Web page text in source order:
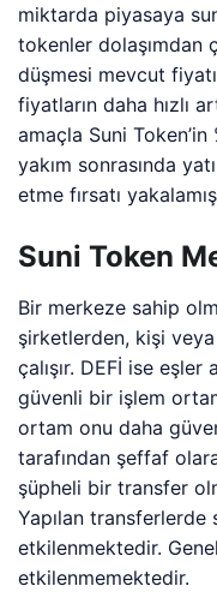
miktarda piyasaya
tokenler dolaşımdan
düşmesi mevcut
fiyatların daha hızlı
amaçla Suni Token’in
yakım sonrasında
etme fırsatı
Suni Token
Bir merkeze sahip
şirketlerden, kişi
çalışır. DEFİ ise
güvenli bir işlem
ortam onu daha
tarafından şeffaf
şüpheli bir transfer
Yapılan transferlerde
etkilenmektedir. Genel
etkilenmemektedir.